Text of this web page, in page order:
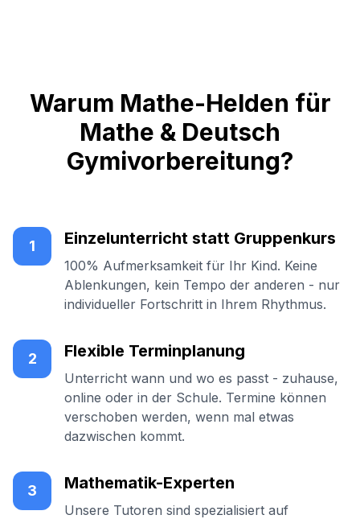
Warum Mathe-Helden für
Mathe & Deutsch
Gymivorbereitung?
1 Einzelunterricht statt Gruppenkurs
100% Aufmerksamkeit für Ihr Kind. Keine
Ablenkungen, kein Tempo der anderen - nur
individueller Fortschritt in Ihrem Rhythmus.
2 Flexible Terminplanung
Unterricht wann und wo es passt - zuhause,
online oder in der Schule. Termine können
verschoben werden, wenn mal etwas
dazwischen kommt.
3 Mathematik-Experten
Unsere Tutoren sind spezialisiert auf